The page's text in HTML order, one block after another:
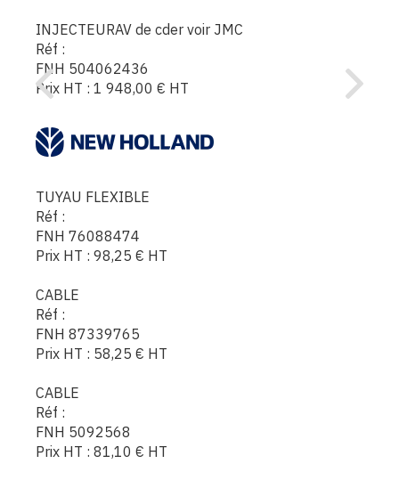
INJECTEURAV de cder voir JMC
Réf :
FNH 504062436
Prix HT : 1 948,00 € HT
TUYAU FLEXIBLE
Réf :
FNH 76088474
Prix HT : 98,25 € HT
CABLE
Réf :
FNH 87339765
Prix HT : 58,25 € HT
CABLE
Réf :
FNH 5092568
Prix HT : 81,10 € HT